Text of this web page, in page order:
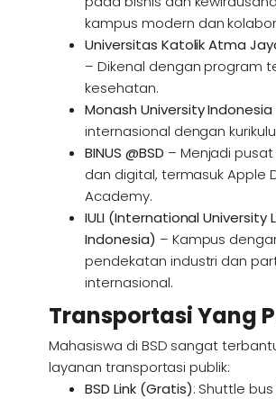
kampus modern dan
Universitas Katolik Atma
– Dikenal dengan program
kesehatan.
Monash University Indonesia
internasional dengan
BINUS @BSD – Menjadi
dan digital, termasuk Apple
Academy.
IULI (International University
Indonesia) – Kampus
pendekatan industri dan
internasional.
Transportasi Yang
Mahasiswa di BSD sangat
layanan transportasi publik:
BSD Link (Gratis): Shuttle bus